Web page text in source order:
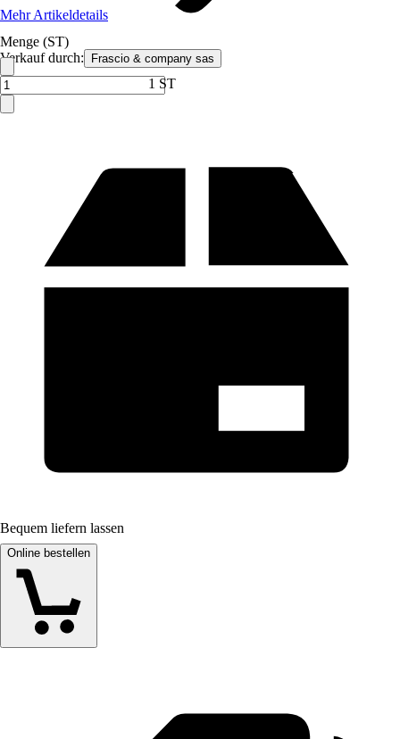
Verkauf durch: Frascio & company sas
Mehr Artikeldetails
Menge (ST)
1 ST
Bequem liefern lassen
Online bestellen